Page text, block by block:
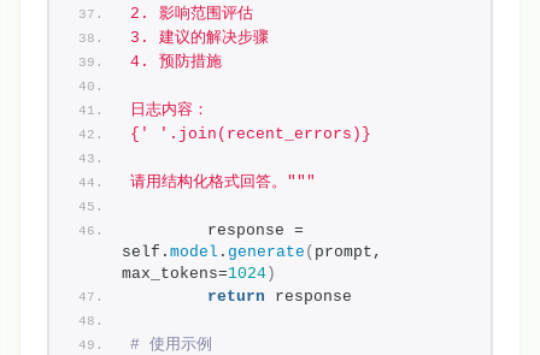
2. 影响范围评估
3. 建议的解决步骤
4. 预防措施
日志内容：
{' '.join(recent_errors)}
请用结构化格式回答。" ""
        response =
self. model . generate ( prompt,
max_tokens=1024 )
return response
# 使用示例